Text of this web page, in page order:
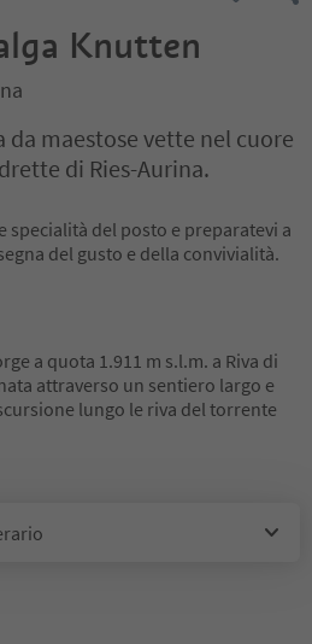
Knutten
da maestose vette nel cuore
di Ries-Aurina.
specialità del posto e preparatevi a
del gusto e della convivialità.
a quota 1.911 m s.l.m. a Riva di
attraverso un sentiero largo e
lungo le riva del torrente